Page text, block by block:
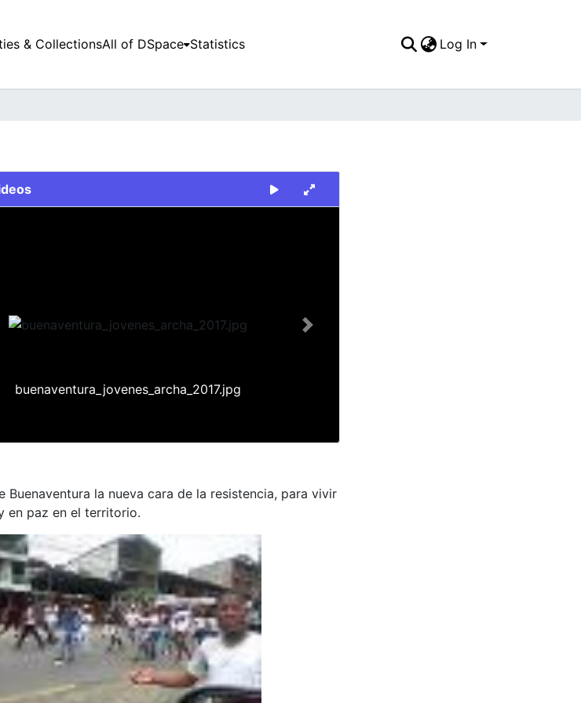
& CollectionsAll of DSpace Statistics Log In
buenaventura_jovenes_archa_2017.jpg
Next
Buenaventura la nueva cara de la resistencia, para vivir
en paz en el territorio.